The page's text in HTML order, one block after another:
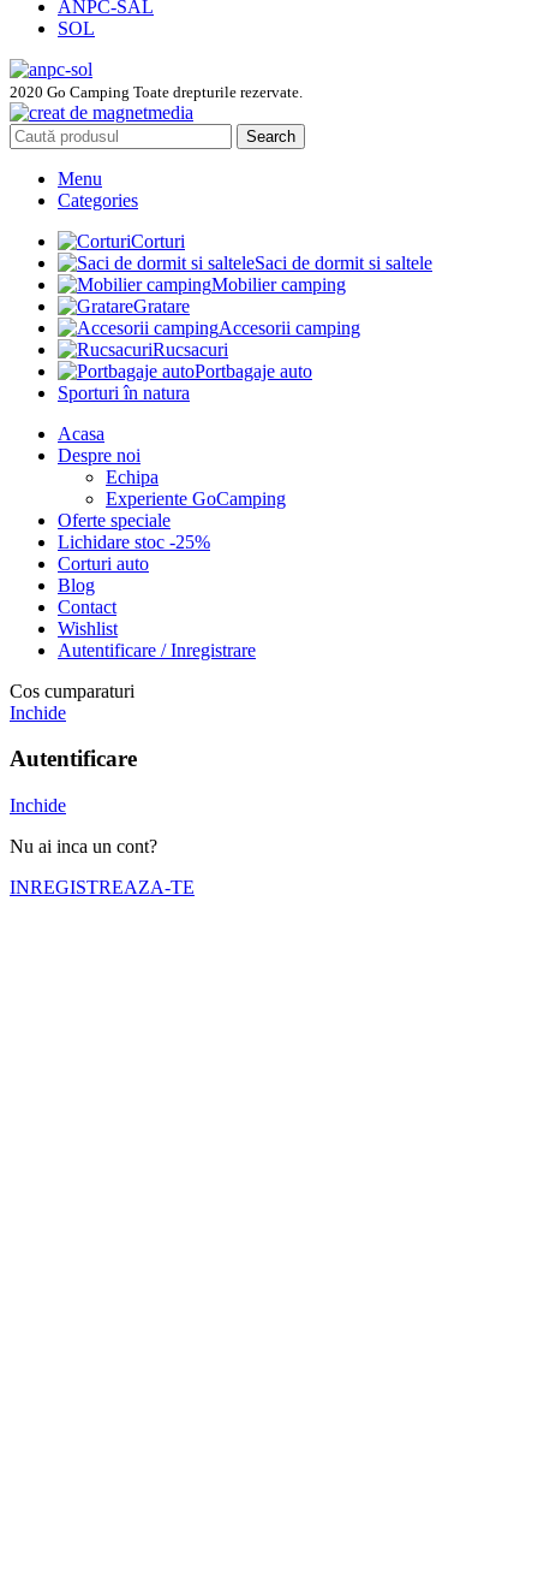
ANPC-SAL
SOL
2020 Go Camping Toate drepturile rezervate.
Search
Menu
Categories
Corturi
Saci de dormit si saltele
Mobilier camping
Gratare
Accesorii camping
Rucsacuri
Portbagaje auto
Sporturi în natura
Acasa
Despre noi
Echipa
Experiente GoCamping
Oferte speciale
Lichidare stoc -25%
Corturi auto
Blog
Contact
Wishlist
Autentificare / Inregistrare
Cos cumparaturi
Inchide
Autentificare
Inchide
Nu ai inca un cont?
INREGISTREAZA-TE